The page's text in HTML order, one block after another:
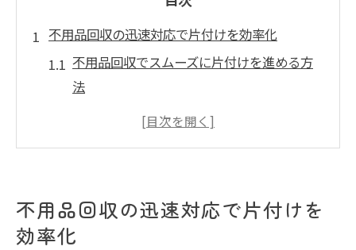
不用品回収の迅速対応で片付けを効率化
不用品回収でスムーズに片付けを進める方
法
迅速対応の不用品回収が選ばれる理由とは
不用品回収の迅速対応と手間削減の関係性
急ぎの不用品回収も安心の進め方
不用品回収の迅速対応で片付けを
効率化